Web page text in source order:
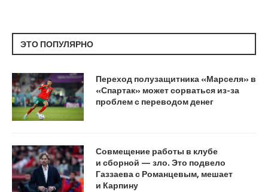
ЭТО ПОПУЛЯРНО
Переход полузащитника «Марселя» в
«Спартак» может сорваться из-за
проблем с переводом денег
Совмещение работы в клубе
и сборной — зло. Это подвело
Газзаева с Романцевым, мешает
и Карпину